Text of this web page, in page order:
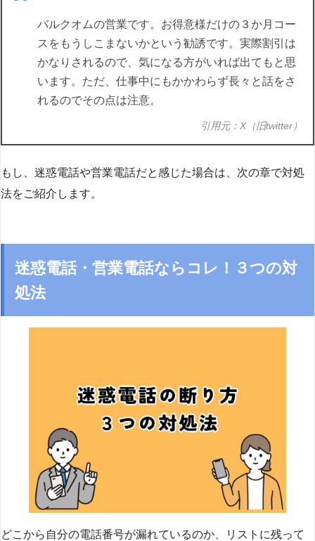
バルクオムの営業です。お得意様だけの３か月コー
スをもうしこまないかという勧誘です。実際割引は
かなりされるので、気になる方がいれば出てもと思
います。ただ、仕事中にもかかわらず長々と話をさ
れるのでその点は注意。
引用元：X（旧twitter）
もし、迷惑電話や営業電話だと感じた場合は、次の章で対処
法をご紹介します。
迷惑電話・営業電話ならコレ！３つの対
処法
どこから自分の電話番号が漏れているのか、リストに残って